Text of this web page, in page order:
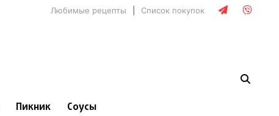
Любимые рецепты Список покупок
Пикник Соусы